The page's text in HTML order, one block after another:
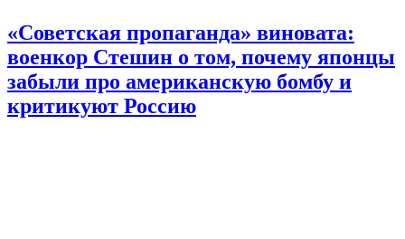
«Советская пропаганда» виновата:
военкор Стешин о том, почему японцы
забыли про американскую бомбу и
критикуют Россию